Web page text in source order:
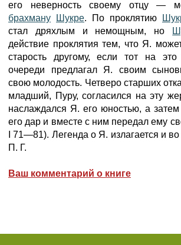
его неверность своему отцу —
брахману
Шукре. По проклятию
стал дряхлым и немощным, но
действие проклятия тем, что Я.
старость другому, если тот на это
очереди предлагал Я. своим
свою молодость. Четверо старших
младший, Пуру, согласился на эту
наслаждался Я. его юностью, а
его дар и вместе с ним передал ему
I 71—81). Легенда о Я. излагается и
П. Г.
Ваш комментарий о книге